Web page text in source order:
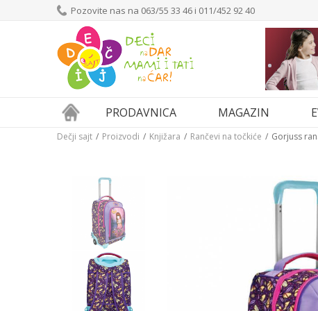
Pozovite nas na 063/55 33 46 i 011/452 92 40
PRODAVNICA MAGAZIN
Dečji sajt Proizvodi Knjižara Rančevi na točkiće Gorjuss